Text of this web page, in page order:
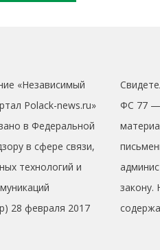
«Независимый
Polack-news.ru»
в Федеральной
в сфере связи,
технологий и
28 февраля 2017
ФС 77 —
закону.